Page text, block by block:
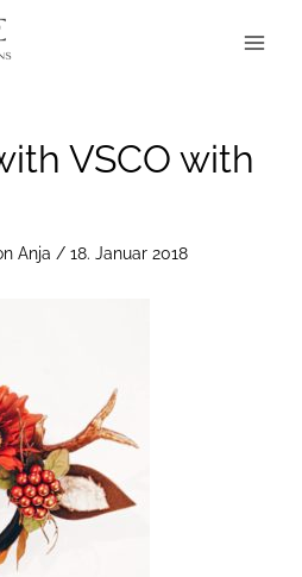
VSCO with
Anja / 18. Januar 2018